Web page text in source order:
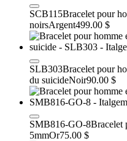
SCB115Bracelet pour
noirsArgent499.00 $
SLB303Bracelet pour
du suicideNoir90.00 $
SMB816-GO-8Bracelet
5mmOr75.00 $